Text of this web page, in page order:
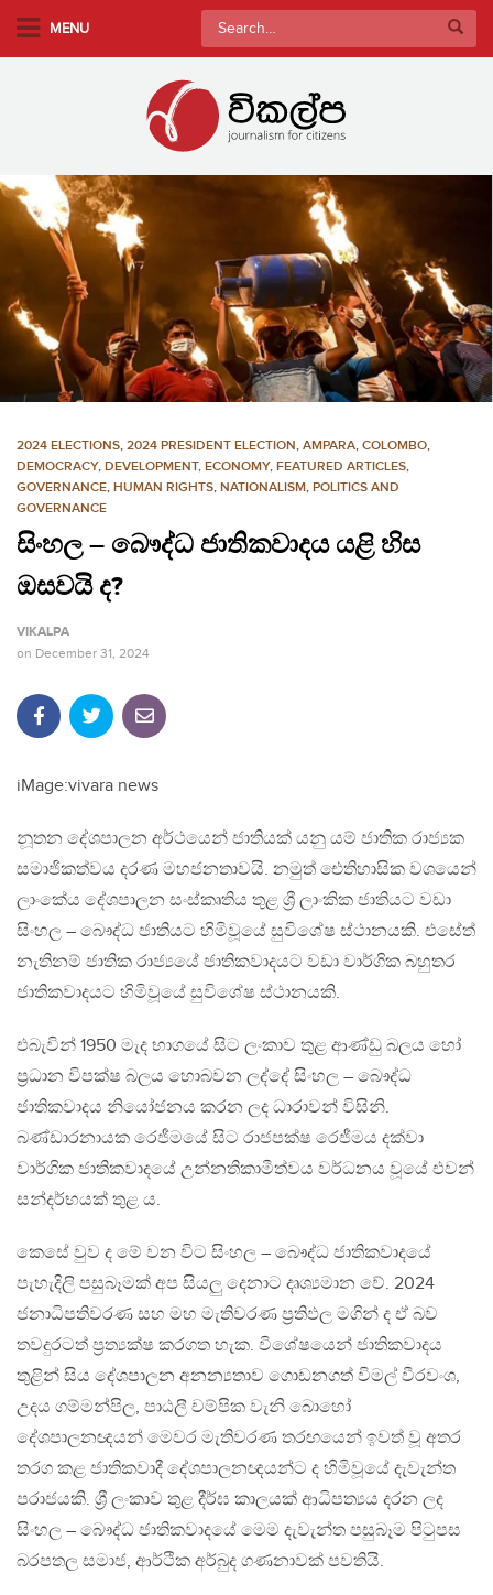
m
a
o
e
MENU
Search
for:
2024 ELECTIONS, 2024 PRESIDENT ELECTION, AMPARA, COLOMBO,
DEMOCRACY, DEVELOPMENT, ECONOMY, FEATURED ARTICLES,
GOVERNANCE, HUMAN RIGHTS, NATIONALISM, POLITICS AND
GOVERNANCE
සිංහල – බෞද්ධ ජාතිකවාදය යළි හිස
ඔසවයි ද?
VIKALPA
on December 31, 2024
iMage:vivara news
නූතන දේශපාලන අර්ථයෙන් ජාතියක් යනු යම් ජාතික රාජ්‍යක
සමාජිකත්වය දරණ මහජනතාවයි. නමුත් ඓතිහාසික වශයෙන්
ලාංකේය දේශපාලන සංස්කෘතිය තුළ ශ්‍රී ලාංකික ජාතියට වඩා
සිංහල – බෞද්ධ ජාතියට හිමිවූයේ සුවිශේෂ ස්ථානයකි. එසේත්
නැතිනම් ජාතික රාජ්‍යයේ ජාතිකවාදයට වඩා වාර්ගික බහුතර
ජාතිකවාදයට හිමිවූයේ සුවිශේෂ ස්ථානයකි.
එබැවින් 1950 මැද භාගයේ සිට ලංකාව තුළ ආණ්ඩු බලය හෝ
ප්‍රධාන විපක්ෂ බලය හොබවන ලද්දේ සිංහල – බෞද්ධ
ජාතිකවාදය නියෝජනය කරන ලද ධාරාවන් විසිනි.
බණ්ඩාරනායක රෙජීමයේ සිට රාජපක්ෂ රෙජීමය දක්වා
වාර්ගික ජාතිකවාදයේ උන්නතිකාමීත්වය වර්ධනය වූයේ එවන්
සන්දර්භයක් තුළ ය.
කෙසේ වුව ද මේ වන විට සිංහල – බෞද්ධ ජාතිකවාදයේ
පැහැදිලි පසුබෑමක් අප සියලු දෙනාට දෘශ්‍යමාන වේ. 2024
ජනාධිපතිවරණ සහ මහ මැතිවරණ ප්‍රතිඵල මගින් ද ඒ බව
තවදුරටත් ප්‍රත්‍යක්ෂ කරගත හැක. විශේෂයෙන් ජාතිකවාදය
තුළින් සිය දේශපාලන අනන්‍යතාව ගොඩනගත් විමල් වීරවංශ,
උදය ගම්මන්පිල, පාඨලී චම්පික වැනි බොහෝ
දේශපාලනඥයන් මෙවර මැතිවරණ තරඟයෙන් ඉවත් වූ අතර
තරග කළ ජාතිකවාදී දේශපාලනඥයන්ට ද හිමිවූයේ දැවැන්ත
පරාජයකි. ශ්‍රී ලංකාව තුළ දීර්ඝ කාලයක් ආධිපත්‍යය දරන ලද
සිංහල – බෞද්ධ ජාතිකවාදයේ මෙම දැවැන්ත පසුබෑම පිටුපස
බරපතල සමාජ, ආර්ථික අර්බුද ගණනාවක් පවතියි.